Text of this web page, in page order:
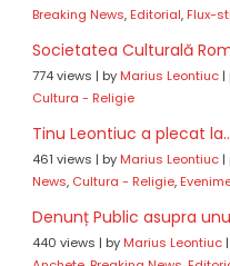
Breaking News, Editorial, Flux-
Societatea Culturală
774 views | by Marius Leontiuc|
Cultura - Religie
Tinu Leontiuc a plecat
461 views | by Marius Leontiuc|
News, Cultura - Religie,
Denunț Public asupra
440 views | by Marius Leontiuc|